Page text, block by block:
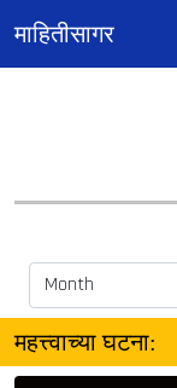
माहितीसागर
महत्त्वाच्या घटना: